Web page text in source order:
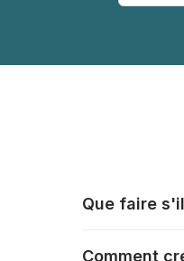
Que faire
Comment